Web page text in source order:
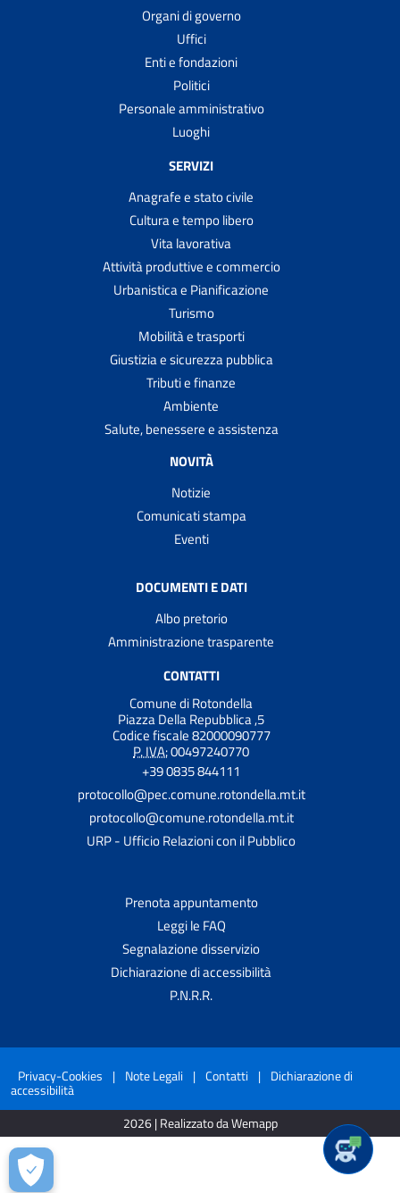
Organi di governo
Uffici
Enti e fondazioni
Politici
Personale amministrativo
Luoghi
SERVIZI
Anagrafe e stato civile
Cultura e tempo libero
Vita lavorativa
Attività produttive e commercio
Urbanistica e Pianificazione
Turismo
Mobilità e trasporti
Giustizia e sicurezza pubblica
Tributi e finanze
Ambiente
Salute, benessere e assistenza
NOVITÀ
Notizie
Comunicati stampa
Eventi
DOCUMENTI E DATI
Albo pretorio
Amministrazione trasparente
CONTATTI
Comune di Rotondella
Piazza Della Repubblica ,5
Codice fiscale 82000090777
P. IVA:00497240770
+39 0835 844111
protocollo@pec.comune.rotondella.mt.it
protocollo@comune.rotondella.mt.it
URP - Ufficio Relazioni con il Pubblico
Prenota appuntamento
Leggi le FAQ
Segnalazione disservizio
Dichiarazione di accessibilità
P.N.R.R.
Privacy-Cookies | Note Legali | Contatti | Dichiarazione di
accessibilità
2026 | Realizzato da Wemapp